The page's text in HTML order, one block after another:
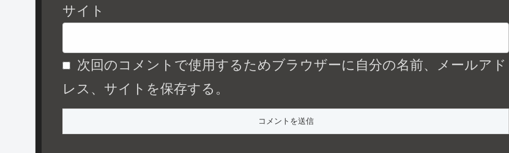
サイト
次回のコメントで使用するためブラウザーに自分の名前、メールアド
レス、サイトを保存する。